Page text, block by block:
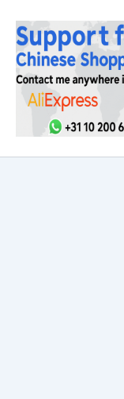
naar
inhoud